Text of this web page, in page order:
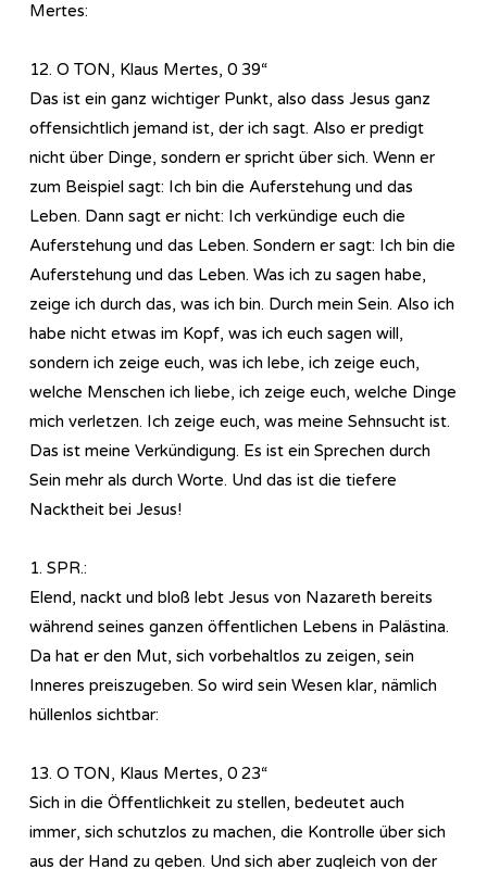
Mertes:
12. O TON, Klaus Mertes, 0 39“
Das ist ein ganz wichtiger Punkt, also dass Jesus ganz
offensichtlich jemand ist, der ich sagt. Also er predigt
nicht über Dinge, sondern er spricht über sich. Wenn er
zum Beispiel sagt: Ich bin die Auferstehung und das
Leben. Dann sagt er nicht: Ich verkündige euch die
Auferstehung und das Leben. Sondern er sagt: Ich bin die
Auferstehung und das Leben. Was ich zu sagen habe,
zeige ich durch das, was ich bin. Durch mein Sein. Also ich
habe nicht etwas im Kopf, was ich euch sagen will,
sondern ich zeige euch, was ich lebe, ich zeige euch,
welche Menschen ich liebe, ich zeige euch, welche Dinge
mich verletzen. Ich zeige euch, was meine Sehnsucht ist.
Das ist meine Verkündigung. Es ist ein Sprechen durch
Sein mehr als durch Worte. Und das ist die tiefere
Nacktheit bei Jesus!
1. SPR.:
Elend, nackt und bloß lebt Jesus von Nazareth bereits
während seines ganzen öffentlichen Lebens in Palästina.
Da hat er den Mut, sich vorbehaltlos zu zeigen, sein
Inneres preiszugeben. So wird sein Wesen klar, nämlich
hüllenlos sichtbar:
13. O TON, Klaus Mertes, 0 23“
Sich in die Öffentlichkeit zu stellen, bedeutet auch
immer, sich schutzlos zu machen, die Kontrolle über sich
aus der Hand zu geben. Und sich aber zugleich von der